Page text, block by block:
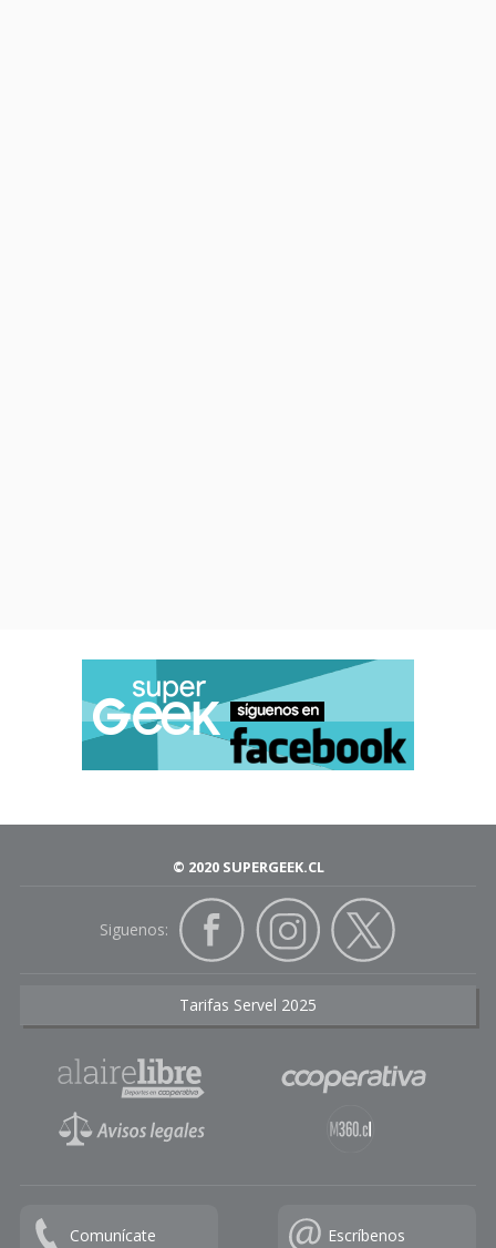
© 2020 SUPERGEEK.CL
Siguenos:
Tarifas Servel 2025
Comunícate Escríbenos